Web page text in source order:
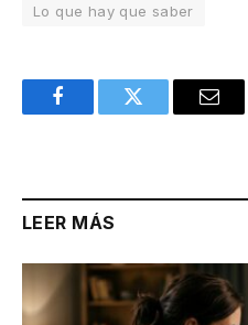
Lo que hay que saber
FacebookTwitter
LEER MÁS